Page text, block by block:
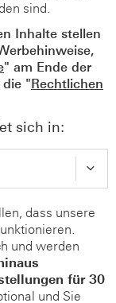
sind.
Inhalte stellen
" am Ende der
die "Rechtlichen
sich in:
dass unsere
und werden
für 30
und Sie